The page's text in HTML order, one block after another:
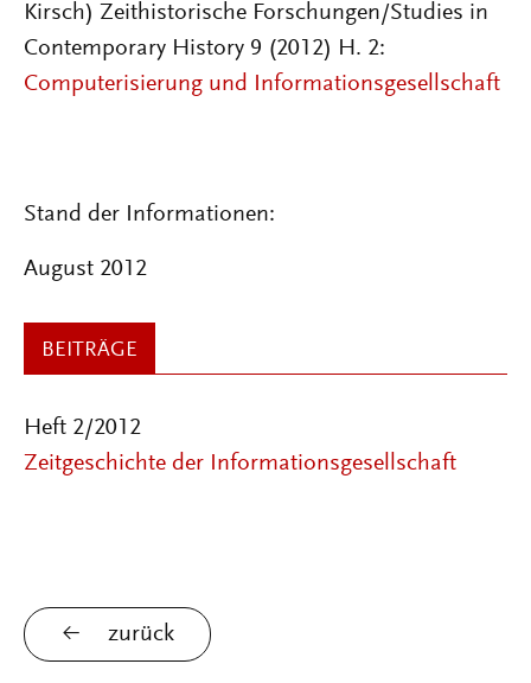
Kirsch) Zeithistorische Forschungen/Studies in
Contemporary History 9 (2012) H. 2:
Computerisierung und Informationsgesellschaft
Stand der Informationen:
August 2012
BEITRÄGE
Heft 2/2012
Zeitgeschichte der Informationsgesellschaft
zurück